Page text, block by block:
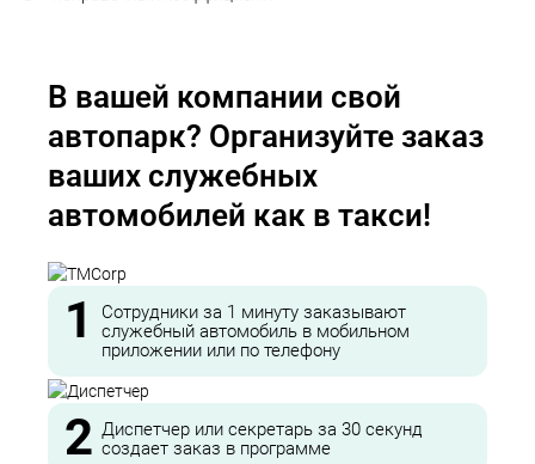
В вашей компании свой
автопарк? Организуйте заказ
ваших служебных
автомобилей как в такси!
1
Сотрудники за 1 минуту заказывают
служебный автомобиль в мобильном
приложении или по телефону
2 Диспетчер или секретарь за 30 секунд
создает заказ в программе